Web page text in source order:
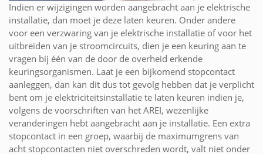
Indien er wijzigingen worden aangebracht aan je elektrische
installatie, dan moet je deze laten keuren. Onder andere
voor een verzwaring van je elektrische installatie of voor het
uitbreiden van je stroomcircuits, dien je een keuring aan te
vragen bij één van de door de overheid erkende
keuringsorganismen. Laat je een bijkomend stopcontact
aanleggen, dan kan dit dus tot gevolg hebben dat je verplicht
bent om je elektriciteitsinstallatie te laten keuren indien je,
volgens de voorschriften van het AREI, wezenlijke
veranderingen hebt aangebracht aan je installatie. Een extra
stopcontact in een groep, waarbij de maximumgrens van
acht stopcontacten niet overschreden wordt, valt niet onder